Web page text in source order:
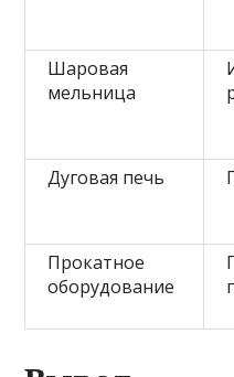
Шаровая
мельница
Дуговая печь
Прокатное
оборудование